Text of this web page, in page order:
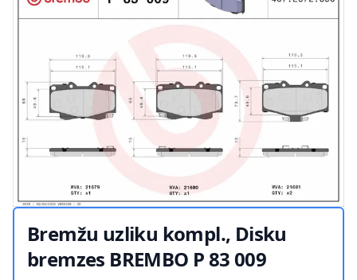
Bremžu uzliku kompl., Disku
bremzes BREMBO P 83 009